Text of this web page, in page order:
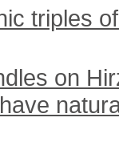
triples
on